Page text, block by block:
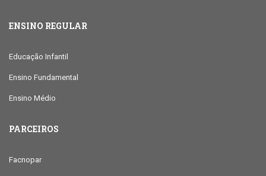
ENSINO REGULAR
Educação Infantil
Ensino Fundamental
Ensino Médio
PARCEIROS
Facnopar